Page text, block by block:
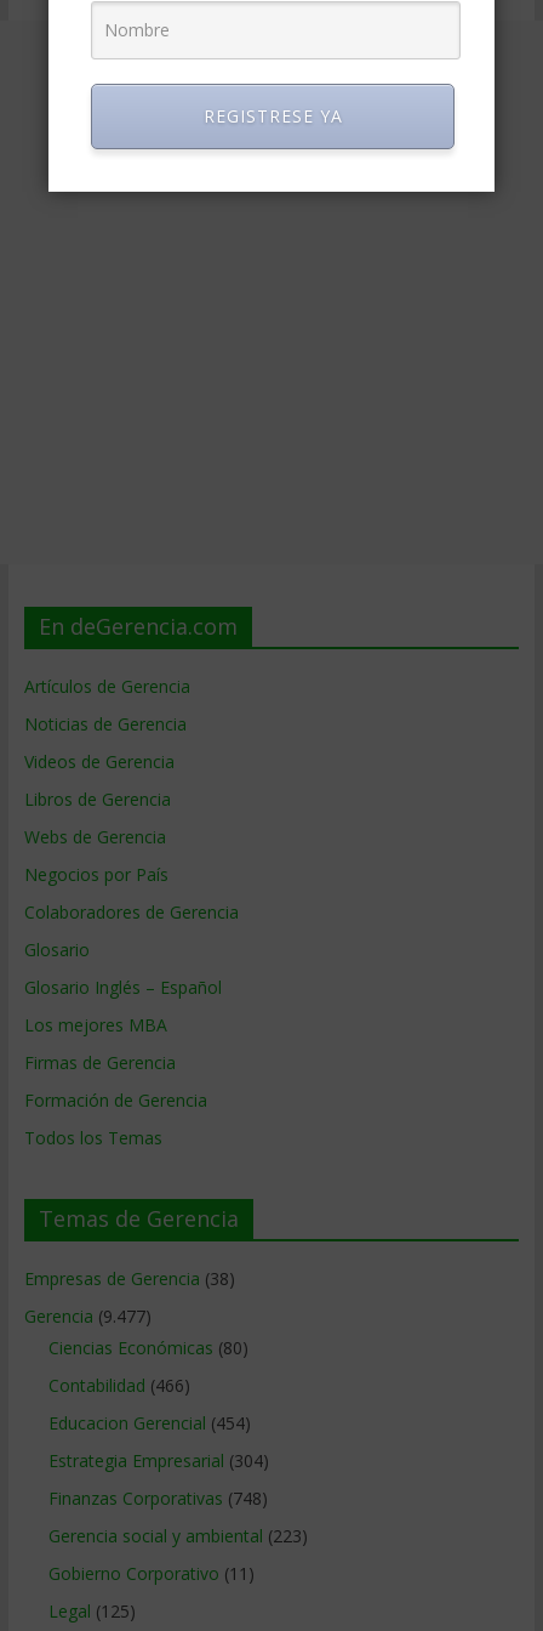
En deGerencia.com
Artículos de Gerencia
Noticias de Gerencia
Videos de Gerencia
Libros de Gerencia
Webs de Gerencia
Negocios por País
Colaboradores de Gerencia
Glosario
Glosario Inglés – Español
Los mejores MBA
Firmas de Gerencia
Formación de Gerencia
Todos los Temas
Temas de Gerencia
Empresas de Gerencia (38)
Gerencia (9.477)
Ciencias Económicas (80)
Contabilidad (466)
Educacion Gerencial (454)
Estrategia Empresarial (304)
Finanzas Corporativas (748)
Gerencia social y ambiental (223)
Gobierno Corporativo (11)
Legal (125)
REGISTRESE YA